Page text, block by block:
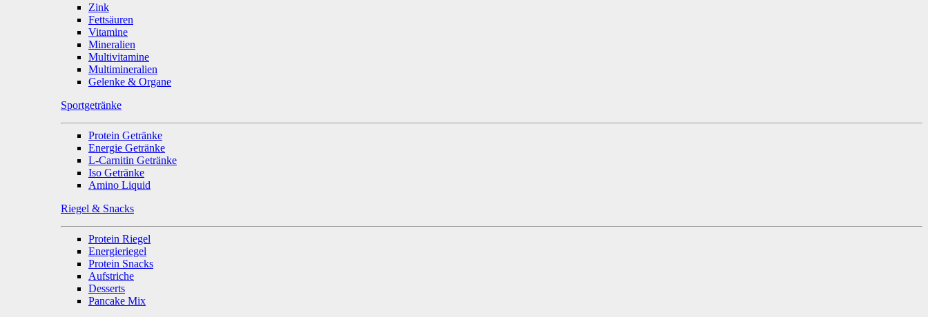
Zink
Fettsäuren
Vitamine
Mineralien
Multivitamine
Multimineralien
Gelenke & Organe
Sportgetränke
Protein Getränke
Energie Getränke
L-Carnitin Getränke
Iso Getränke
Amino Liquid
Riegel & Snacks
Protein Riegel
Energieriegel
Protein Snacks
Aufstriche
Desserts
Pancake Mix